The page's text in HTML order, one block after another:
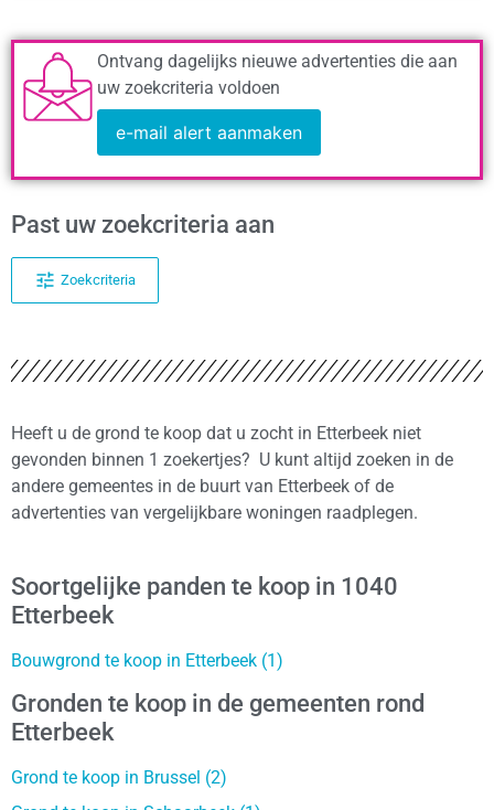
Ontvang dagelijks nieuwe advertenties die aan
uw zoekcriteria voldoen
e-mail alert aanmaken
Past uw zoekcriteria aan
Zoekcriteria
Heeft u de grond te koop dat u zocht in Etterbeek niet
gevonden binnen 1 zoekertjes? U kunt altijd zoeken in de
andere gemeentes in de buurt van Etterbeek of de
advertenties van vergelijkbare woningen raadplegen.
Soortgelijke panden te koop in 1040
Etterbeek
Bouwgrond te koop in Etterbeek (1)
Gronden te koop in de gemeenten rond
Etterbeek
Grond te koop in Brussel (2)